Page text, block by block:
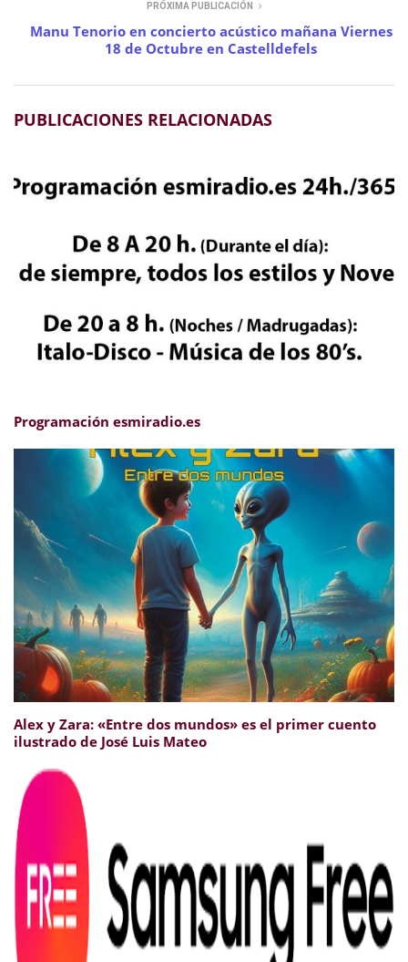
PRÓXIMA PUBLICACIÓN
Manu Tenorio en concierto acústico mañana Viernes
18 de Octubre en Castelldefels
PUBLICACIONES RELACIONADAS
Programación esmiradio.es
Alex y Zara: «Entre dos mundos» es el primer cuento
ilustrado de José Luis Mateo